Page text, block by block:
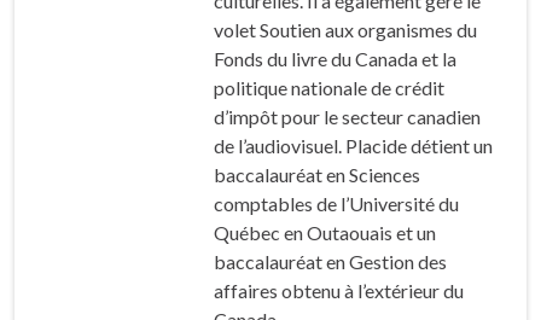
volet Soutien aux organismes du
Fonds du livre du Canada et la
politique nationale de crédit
d’impôt pour le secteur canadien
de l’audiovisuel. Placide détient un
baccalauréat en Sciences
comptables de l’Université du
Québec en Outaouais et un
baccalauréat en Gestion des
affaires obtenu à l’extérieur du